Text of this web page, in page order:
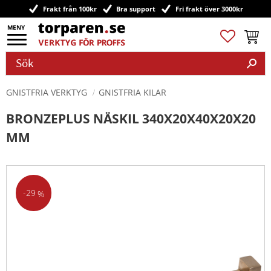
Meny
Frakt från 100kr Bra support Fri frakt över 3000kr
Favoriter
GNISTFRIA VERKTYG GNISTFRIA KILAR
BRONZEPLUS NÄSKIL 340X20X40X20X20
MM
29 %